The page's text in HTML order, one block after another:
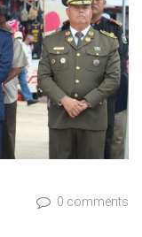
0 comments